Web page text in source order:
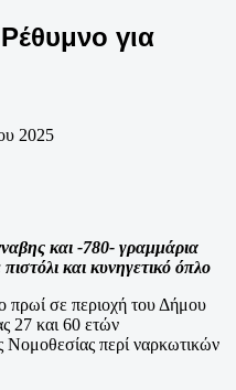
για
2025
και -780- γραμμάρια
και κυνηγετικό όπλο
πρωί σε περιοχή του Δήμου
27 και 60 ετών
Νομοθεσίας περί ναρκωτικών